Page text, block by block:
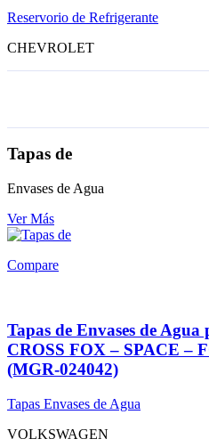
Reservorio de Refrigerante
CHEVROLET
Tapas de
Envases de Agua
Ver Más
Compare
Tapas de Envases de
CROSS FOX – SPACE –
(MGR-024042)
Tapas Envases de Agua
VOLKSWAGEN